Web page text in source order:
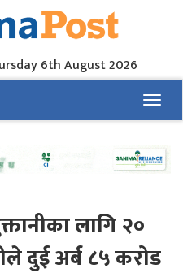
6th August 2026
लागि २०
दुई अर्ब ८५ करोड